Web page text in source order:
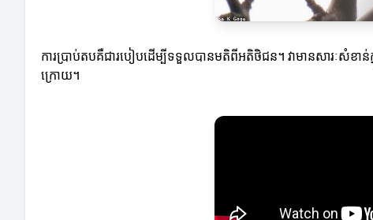
ការប្រាប់តបគឺជារបៀបដើម្បីទទួលបានមតិពីអតិថិជន។ វាមានសារៈសំខា
ក្រោយ។